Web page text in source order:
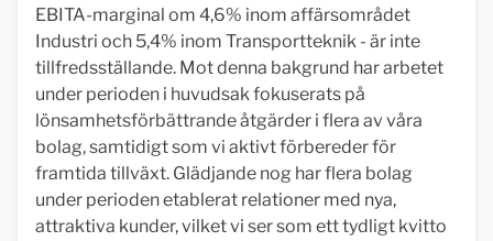
EBITA-marginal om 4,6% inom affärsområdet
Industri och 5,4% inom Transportteknik - är inte
tillfredsställande. Mot denna bakgrund har arbetet
under perioden i huvudsak fokuserats på
lönsamhetsförbättrande åtgärder i flera av våra
bolag, samtidigt som vi aktivt förbereder för
framtida tillväxt. Glädjande nog har flera bolag
under perioden etablerat relationer med nya,
attraktiva kunder, vilket vi ser som ett tydligt kvitto